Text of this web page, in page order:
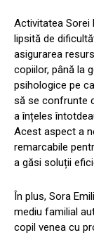
Activitatea Sorei
lipsită de
asigurarea
copiilor, până la
psihologice pe
să se confrunte
a înțeles
Acest aspect a
remarcabile
a găsi soluții
În plus, Sora
mediu familial
copil venea cu